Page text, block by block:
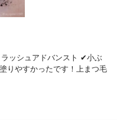
ラッシュアドバンスト ✔小ぶ
りやすかったです！上まつ毛